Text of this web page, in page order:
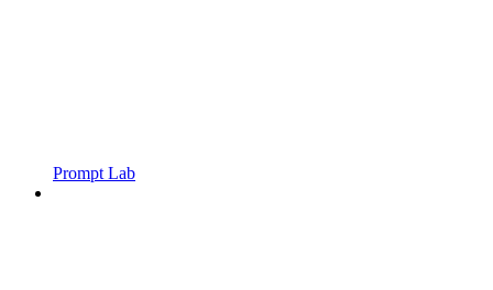
Prompt Lab